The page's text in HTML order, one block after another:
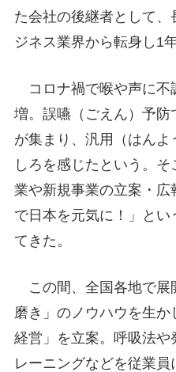
た会社の後継者として
ジネス業界から転身し1
コロナ禍で喉や声に不
増。誤嚥（ごえん）予防
が集まり、汎用（はん
しろを感じたという。
業や新規事業の立案・広
で日本を元気に！」とい
てきた。
この間、全国各地で展
磨き」のノウハウを生
経営」を立案。呼吸法や
レーニングなどを従業